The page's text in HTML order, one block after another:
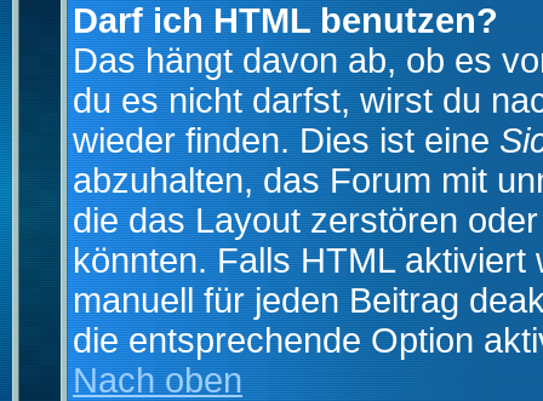
Darf ich HTML benutzen?
Das hängt davon ab, ob es
du es nicht darfst, wirst du
wieder finden. Dies ist eine
abzuhalten, das Forum mit
die das Layout zerstören
könnten. Falls HTML
manuell für jeden Beitrag
die entsprechende Option
Nach oben